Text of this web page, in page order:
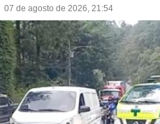
07 de agosto de 2026, 21:54